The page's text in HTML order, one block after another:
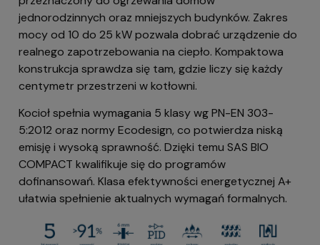
jednorodzinnych oraz mniejszych budynków. Zakres
mocy od 10 do 25 kW pozwala dobrać urządzenie do
realnego zapotrzebowania na ciepło. Kompaktowa
konstrukcja sprawdza się tam, gdzie liczy się każdy
centymetr przestrzeni w kotłowni.
Kocioł spełnia wymagania 5 klasy wg PN-EN 303-
5:2012 oraz normy Ecodesign, co potwierdza niską
emisję i wysoką sprawność. Dzięki temu SAS BIO
COMPACT kwalifikuje się do programów
dofinansowań. Klasa efektywności energetycznej A+
ułatwia spełnienie aktualnych wymagań formalnych.